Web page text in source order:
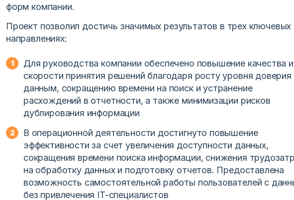
форм компании.
Проект позволил достичь значимых результатов в трех ключевых
направлениях:
Для руководства компании обеспечено повышение качества и
скорости принятия решений благодаря росту уровня доверия
данным, сокращению времени на поиск и устранение
расхождений в отчетности, а также минимизации рисков
дублирования информации
В операционной деятельности достигнуто повышение
эффективности за счет увеличения доступности данных,
сокращения времени поиска информации, снижения
на обработку данных и подготовку отчетов. Предоставлена
возможность самостоятельной работы пользователей с
без привлечения IT-специалистов